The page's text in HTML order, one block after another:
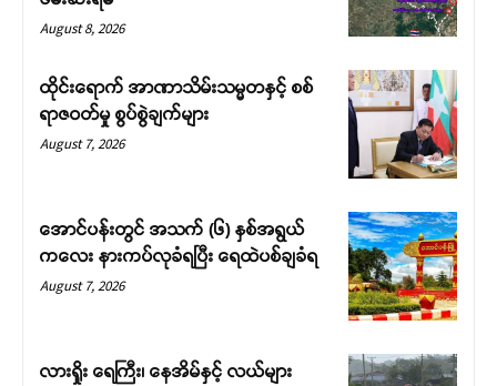
August 8, 2026
ထိုင်းရောက် အာဏာသိမ်းသမ္မတနှင့် စစ်
ရာဇဝတ်မှု စွပ်စွဲချက်များ
August 7, 2026
အောင်ပန်းတွင် အသက် (၆) နှစ်အရွယ်
ကလေး နားကပ်လုခံရပြီး ရေထဲပစ်ချခံရ
August 7, 2026
လားရှိုး ရေကြီး၊ နေအိမ်နှင့် လယ်များ